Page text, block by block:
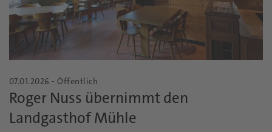
07.01.2026 - Öffentlich
Roger Nuss übernimmt den
Landgasthof Mühle